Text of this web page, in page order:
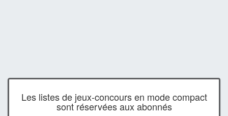
Les listes de jeux-concours en mode compact
sont réservées aux abonnés